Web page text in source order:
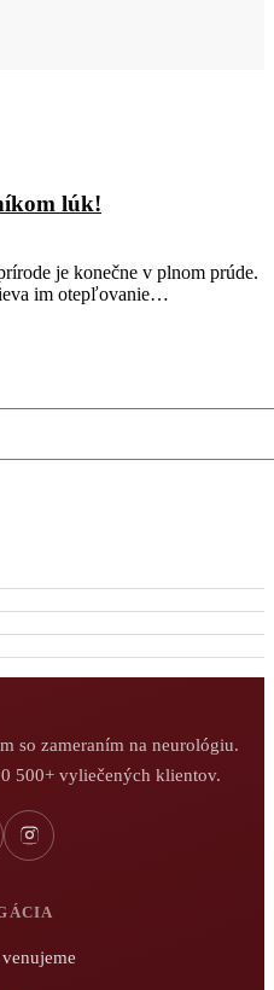
lúk!
je konečne v plnom prúde.
im otepľovanie…
so zameraním na neurológiu.
500+ vyliečených klientov.